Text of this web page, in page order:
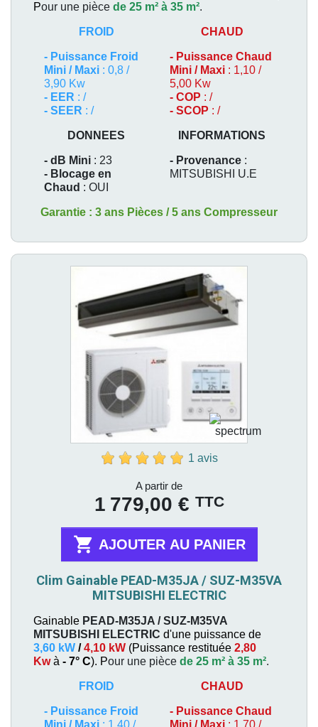
Pour une pièce de 25 m² à 35 m².
FROID
- Puissance Froid
Mini / Maxi : 0,8 /
3,90 Kw
- EER : /
- SEER : /
CHAUD
- Puissance Chaud
Mini / Maxi : 1,10 /
5,00 Kw
- COP : /
- SCOP : /
DONNEES
- dB Mini : 23
- Blocage en
Chaud : OUI
INFORMATIONS
- Provenance :
MITSUBISHI U.E
Garantie : 3 ans Pièces / 5 ans Compresseur
1 avis
A partir de
1 779,00 € TTC
 AJOUTER AU PANIER
Clim Gainable PEAD-M35JA / SUZ-M35VA
MITSUBISHI ELECTRIC
Gainable PEAD-M35JA / SUZ-M35VA
MITSUBISHI ELECTRIC d'une puissance de
3,60 kW /4,10 kW (Puissance restituée 2,80
Kwà - 7° C). Pour une pièce de 25 m² à 35 m².
FROID
- Puissance Froid
Mini / Maxi : 1,40 /
CHAUD
- Puissance Chaud
Mini / Maxi : 1,70 /